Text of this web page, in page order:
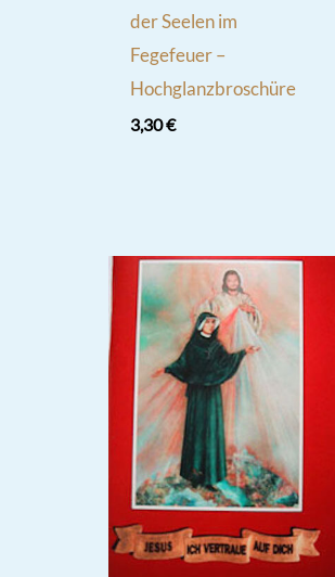
der Seelen im
Fegefeuer –
Hochglanzbroschüre
3,30€